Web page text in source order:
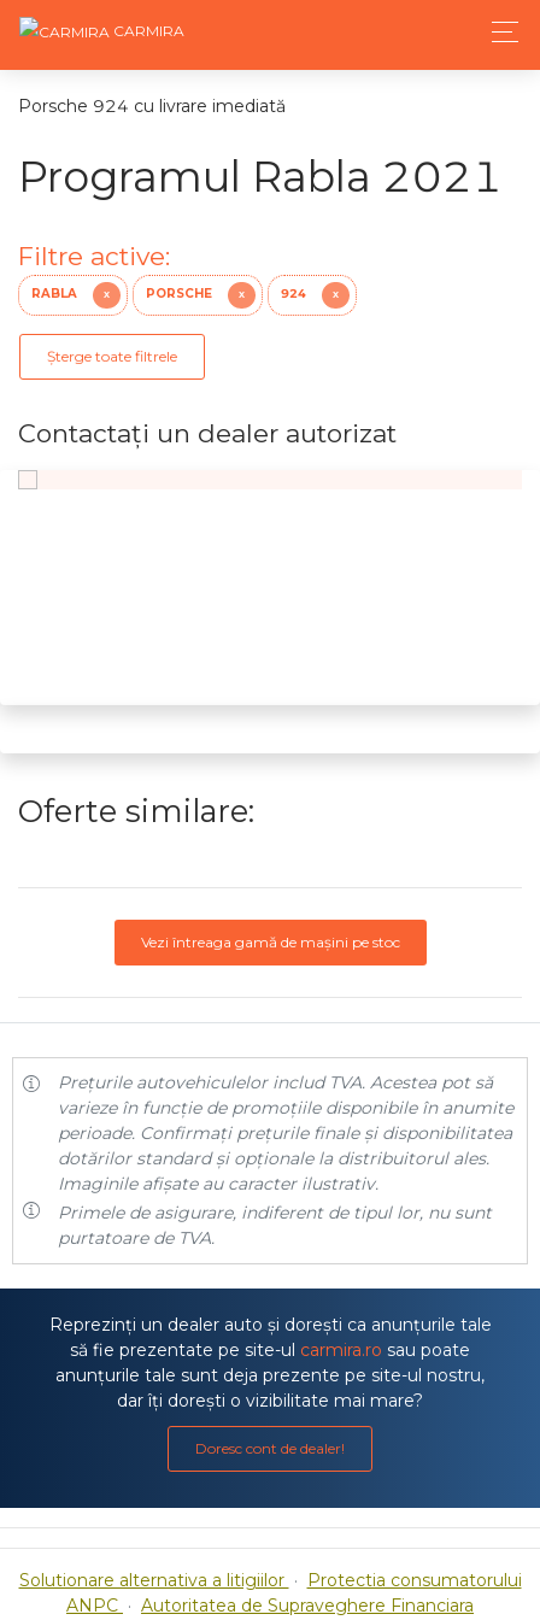
CARMIRA
Porsche 924 cu livrare imediată
Programul Rabla 2021
Filtre active:
RABLA X PORSCHE X 924 X
Șterge toate filtrele
Contactaţi un dealer autorizat
Oferte similare:
Vezi întreaga gamă de mașini pe stoc
Prețurile autovehiculelor includ TVA. Acestea pot să
varieze în funcție de promoțiile disponibile în anumite
perioade. Confirmați prețurile finale și disponibilitatea
dotărilor standard și opționale la distribuitorul ales.
Imaginile afișate au caracter ilustrativ.
Primele de asigurare, indiferent de tipul lor, nu sunt
purtatoare de TVA.
Reprezinți un dealer auto și dorești ca anunțurile tale
să fie prezentate pe site-ul carmira.ro sau poate
anunțurile tale sunt deja prezente pe site-ul nostru,
dar îți dorești o vizibilitate mai mare?
Doresc cont de dealer!
Solutionare alternativa a litigiilor · Protectia consumatorului
ANPC · Autoritatea de Supraveghere Financiara